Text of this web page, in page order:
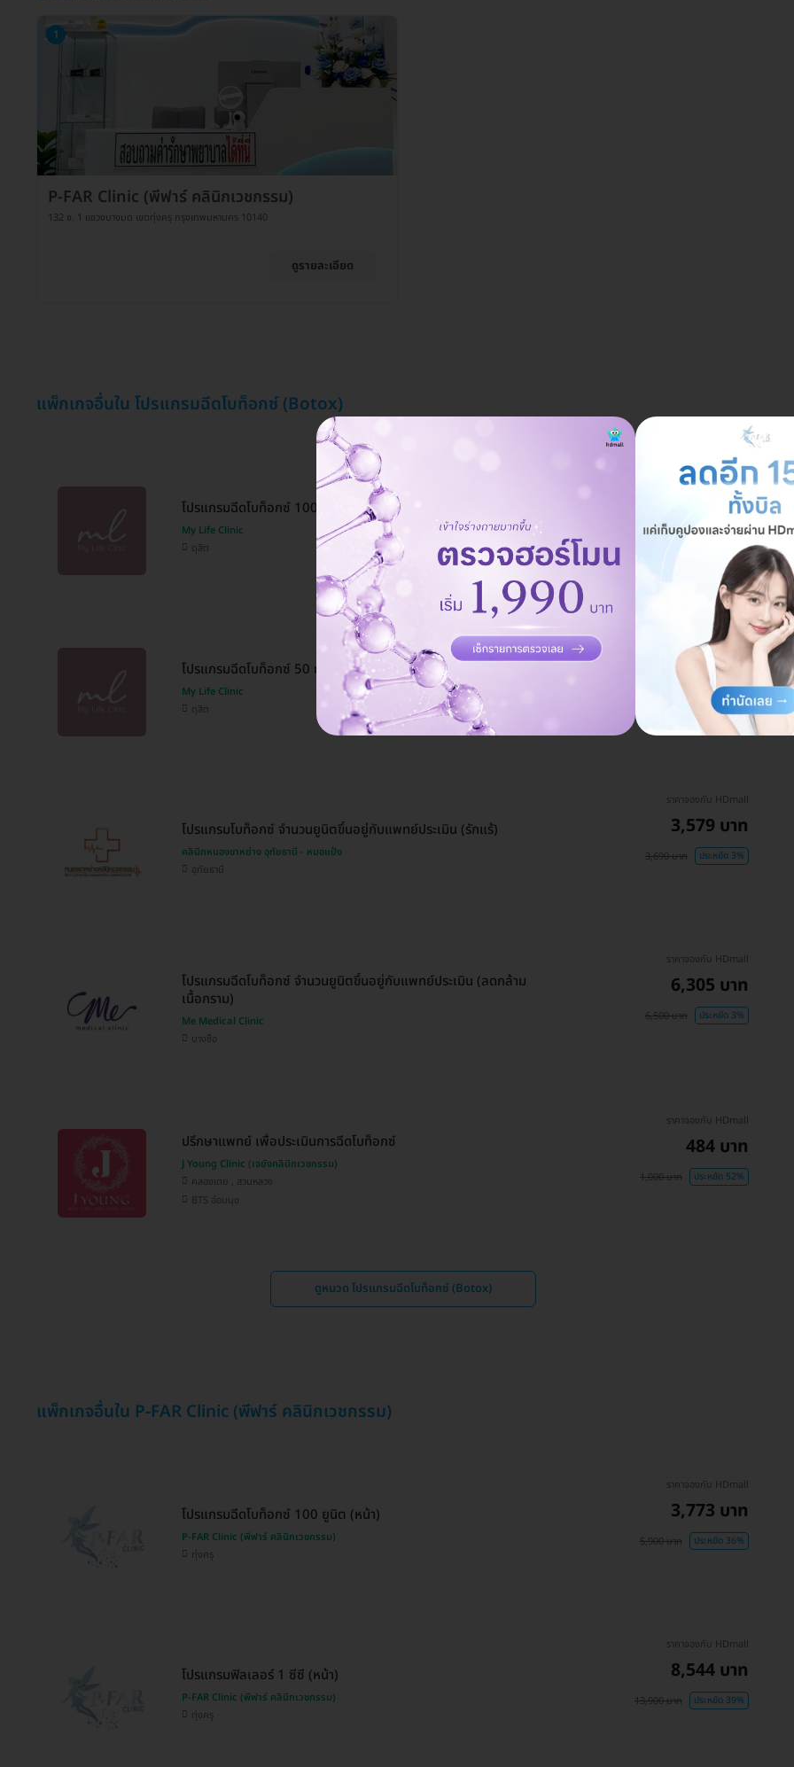
1
P-FAR Clinic (พีฟาร์ คลินิกเวชกรรม)
132 ซ. 1 แขวงบางมด เขตทุ่งครุ กรุงเทพมหานคร 10140
ดูรายละเอียด
แพ็กเกจอื่นใน โปรแกรมฉีดโบท็อกซ์ (Botox)
โปรแกรมฉีดโบท็อกซ์ 100 ยูนิต (หน้า)
My Life Clinic
ดุสิต
ราคาจองกับ HDmall
7,459 บาท
12,900 บาท ประหยัด 42%
โปรแกรมฉีดโบท็อกซ์ 50 ยูนิต (หน้า)
My Life Clinic
ดุสิต
ราคาจองกับ HDmall
9,690 บาท
ประหยัด 39%
โปรแกรมโบท็อกซ์ จำนวนยูนิตขึ้นอยู่กับแพทย์ประเมิน (รักแร้)
คลินิกหนองขาหย่าง อุทัยธานี - หมอแป้ง
อุทัยธานี
ราคาจองกับ HDmall
3,579 บาท
3,690 บาท ประหยัด 3%
โปรแกรมฉีดโบท็อกซ์ จำนวนยูนิตขึ้นอยู่กับแพทย์ประเมิน (ลดกล้าม
เนื้อกราม)
Me Medical Clinic
บางซื่อ
ราคาจองกับ HDmall
6,305 บาท
6,500 บาท ประหยัด 3%
ปรึกษาแพทย์ เพื่อประเมินการฉีดโบท็อกซ์
J Young Clinic (เจยังคลินิกเวชกรรม)
คลองเตย , สวนหลวง
BTS อ่อนนุช
ราคาจองกับ HDmall
484 บาท
1,000 บาท ประหยัด 52%
ดูหมวด โปรแกรมฉีดโบท็อกซ์ (Botox)
แพ็กเกจอื่นใน P-FAR Clinic (พีฟาร์ คลินิกเวชกรรม)
โปรแกรมฉีดโบท็อกซ์ 100 ยูนิต (หน้า)
P-FAR Clinic (พีฟาร์ คลินิกเวชกรรม)
ทุ่งครุ
ราคาจองกับ HDmall
3,773 บาท
5,900 บาท ประหยัด 36%
โปรแกรมฟิลเลอร์ 1 ซีซี (หน้า)
P-FAR Clinic (พีฟาร์ คลินิกเวชกรรม)
ทุ่งครุ
ราคาจองกับ HDmall
8,544 บาท
13,900 บาท ประหยัด 39%